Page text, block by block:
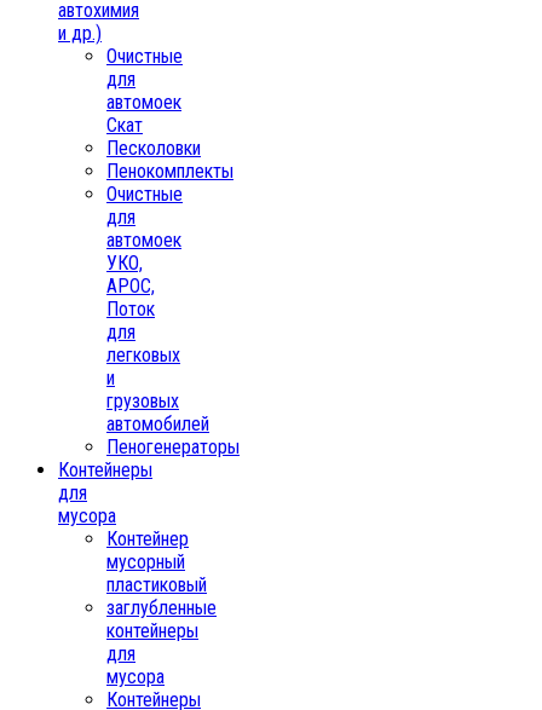
автохимия
и др.)
Очистные
для
автомоек
Скат
Песколовки
Пенокомплекты
Очистные
для
автомоек
УКО,
АРОС,
Поток
для
легковых
и
грузовых
автомобилей
Пеногенераторы
Контейнеры
для
мусора
Контейнер
мусорный
пластиковый
заглубленные
контейнеры
для
мусора
Контейнеры